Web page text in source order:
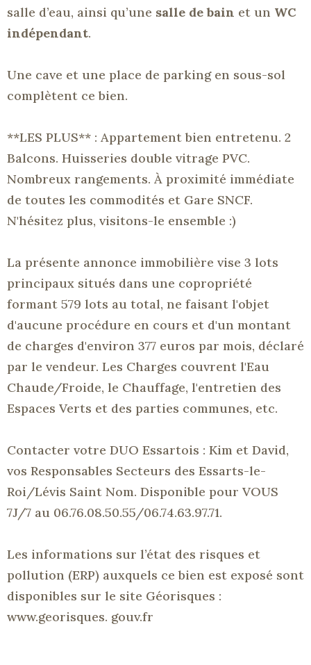
salle d’eau, ainsi qu’une salle de bain et un WC
indépendant.
Une cave et une place de parking en sous-sol
complètent ce bien.
**LES PLUS** : Appartementbien entretenu. 2
Balcons. Huisseries double vitrage PVC.
Nombreux rangements. À proximité immédiate
de toutes les commodités et Gare SNCF.
N'hésitez plus, visitons-le ensemble :)
La présente annonce immobilière vise 3 lots
principaux situés dans une copropriété
formant 579 lots au total, ne faisant l'objet
d'aucune procédure en cours et d'un montant
de charges d'environ 377 euros par mois, déclaré
par le vendeur. Les Charges couvrent l'Eau
Chaude/Froide, le Chauffage, l'entretien des
Espaces Verts et des parties communes, etc.
Contacter votre DUO Essartois : Kim et David,
vos Responsables Secteurs des Essarts-le-
Roi/Lévis Saint Nom. Disponible pour VOUS
7J/7 au 06.76.08.50.55/06.74.63.97.71.
Les informations sur l’état des risques et
pollution (ERP) auxquels ce bien est exposé sont
disponibles sur le site Géorisques :
www.georisques. gouv.fr